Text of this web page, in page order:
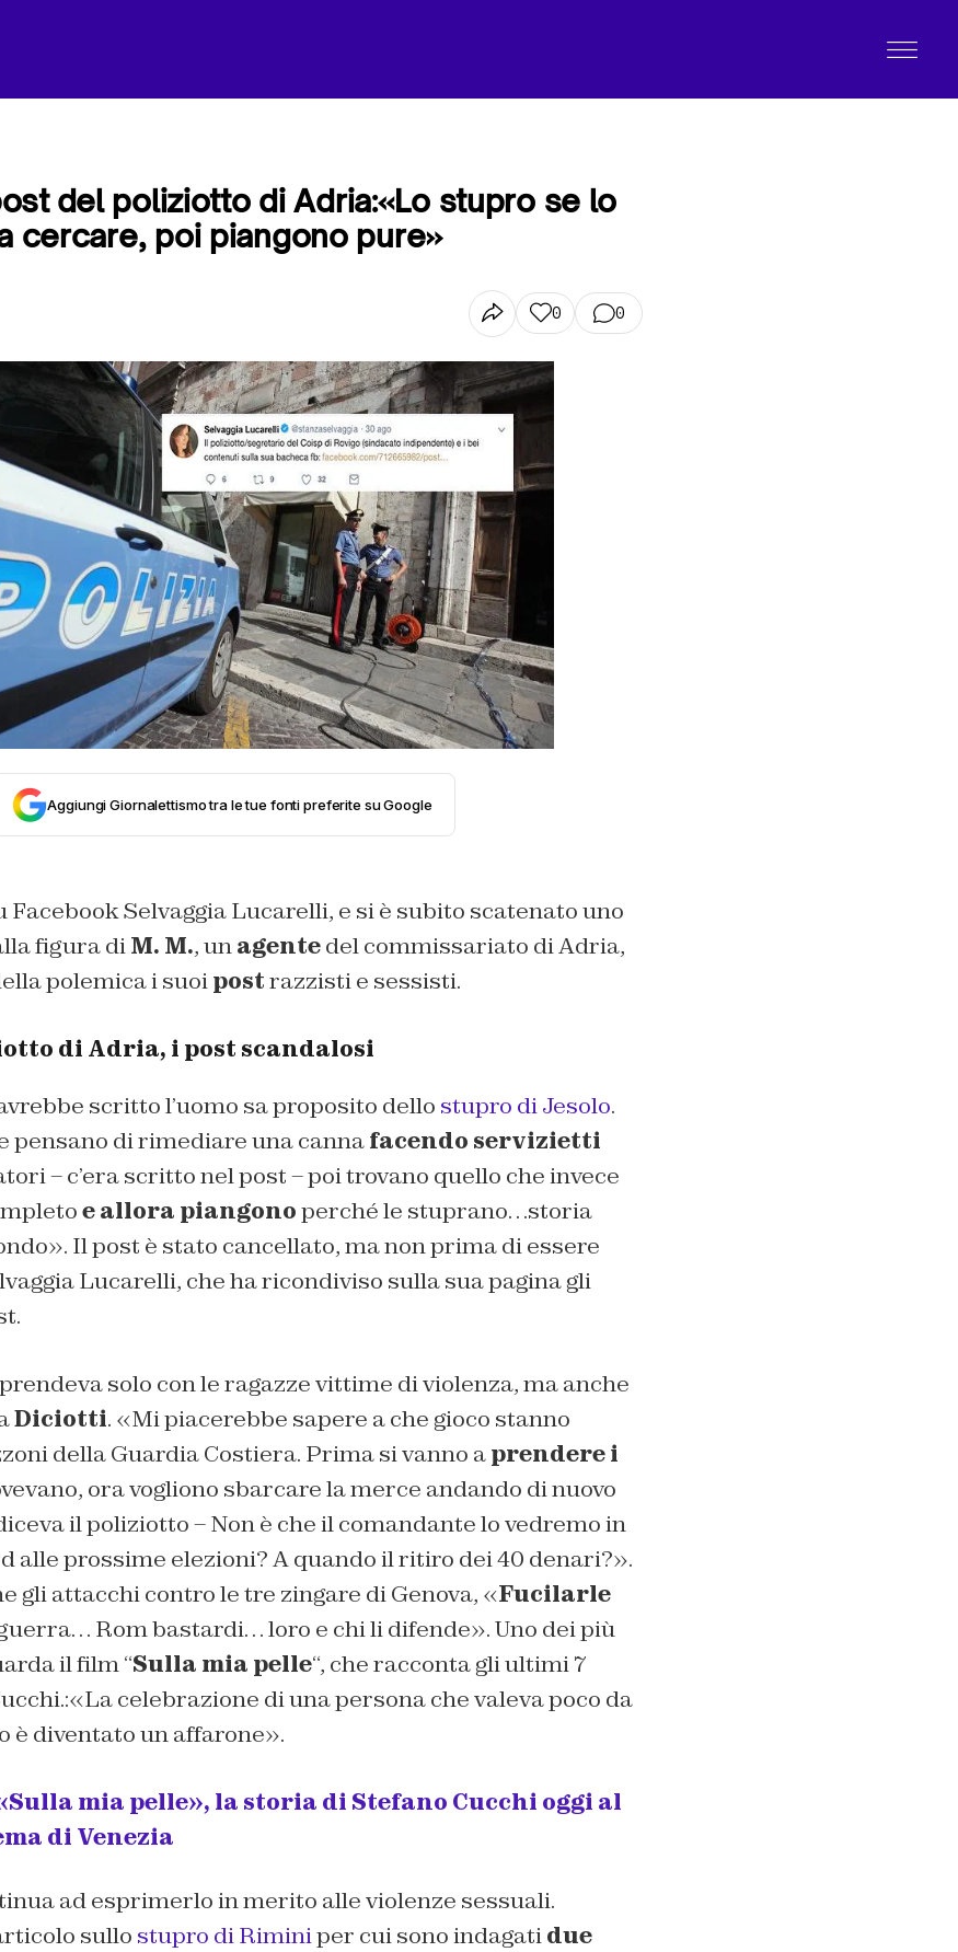
del poliziotto di Adria:«Lo stupro se lo
cercare, poi piangono pure»
0 0
Aggiungi Giornalettismo tra le tue fonti preferite su Google
Facebook Selvaggia Lucarelli, e si è subito scatenato uno
figura diM. M., unagentedel commissariato di Adria,
polemica i suoipostrazzisti e sessisti.
di Adria, i post scandalosi
scritto l’uomo sa proposito dello stupro di Jesolo.
pensano di rimediare una cannafacendo servizietti
– c’era scritto nel post – poi trovano quello che invece
e allora piangonoperché le stuprano…storia
Il post è stato cancellato, ma non prima di essere
Lucarelli, che ha ricondiviso sulla sua pagina gli
prendeva solo con le ragazze vittime di violenza, ma anche
Diciotti. «Mi piacerebbe sapere a che gioco stanno
della Guardia Costiera. Prima si vanno aprendere i
ora vogliono sbarcare la merce andando di nuovo
il poliziotto – Non è che il comandante lo vedremo in
alle prossime elezioni? A quando il ritiro dei 40 denari?».
gli attacchi contro le tre zingare di Genova, «Fucilarle
Rom bastardi… loro e chi li difende». Uno dei più
il film “Sulla mia pelle“, che racconta gli ultimi 7
celebrazione di una persona che valeva poco da
è diventato un affarone».
mia pelle», la storia di Stefano Cucchi oggi al
di Venezia
ad esprimerlo in merito alle violenze sessuali.
sullo stupro di Riminiper cui sono indagatidue